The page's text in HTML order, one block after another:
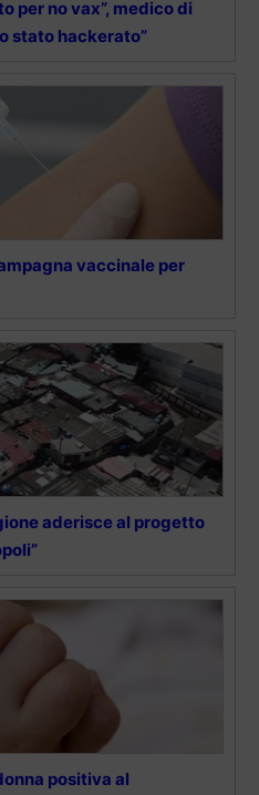
per no vax”, medico di
stato hackerato”
vaccinale per
aderisce al progetto
positiva al